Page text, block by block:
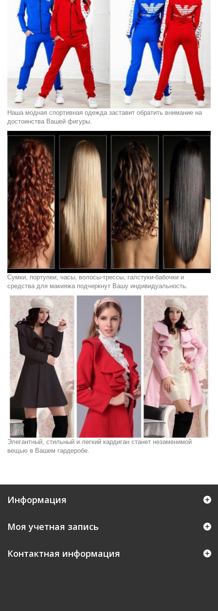
Наша модная спортивная одежда заставит обратить внимание на
достоинства Вашей фигуры.
Сумки, портупеи, часы, волосы-трессы, галстуки-бабочки и
средства для макияжа подчеркнут Вашу индивидуальность.
Элегантный, стильный и легкий кардиган станет незаменимой
вещью в Вашем гардеробе.
Информация
Моя учетная запись
Контактная информация